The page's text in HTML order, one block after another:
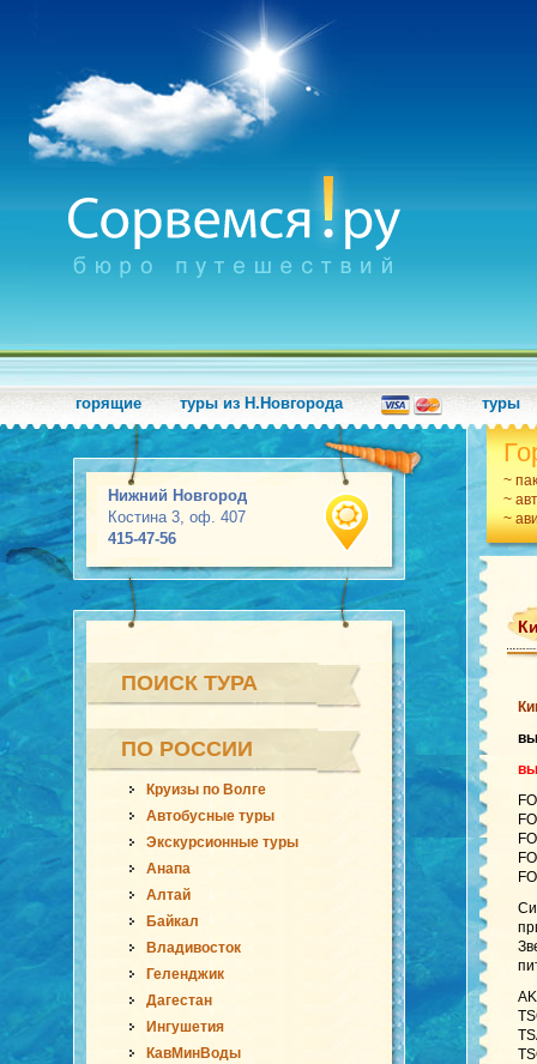
горящие туры из Н.Новгорода туры
Нижний Новгород
Костина 3, оф. 407
415-47-56
~
~
~
ПОИСК ТУРА
ПО РОССИИ
Круизы по Волге
Автобусные туры
Экскурсионные туры
Анапа
Алтай
Байкал
Владивосток
Геленджик
Дагестан
Ингушетия
КавМинВоды